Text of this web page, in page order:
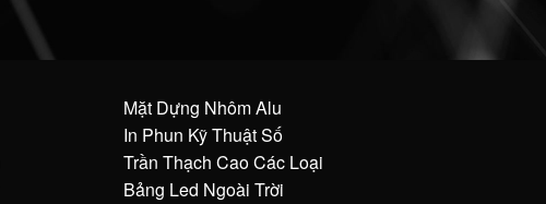
Mặt Dựng Nhôm Alu
In Phun Kỹ Thuật Số
Trần Thạch Cao Các Loại
Bảng Led Ngoài Trời